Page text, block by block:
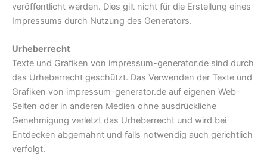
veröffentlicht werden. Dies gilt nicht für die Erstellung eines
Impressums durch Nutzung des Generators.
Urheberrecht
Texte und Grafiken von impressum-generator.de sind durch
das Urheberrecht geschützt. Das Verwenden der Texte und
Grafiken von impressum-generator.de auf eigenen Web-
Seiten oder in anderen Medien ohne ausdrückliche
Genehmigung verletzt das Urheberrecht und wird bei
Entdecken abgemahnt und falls notwendig auch gerichtlich
verfolgt.